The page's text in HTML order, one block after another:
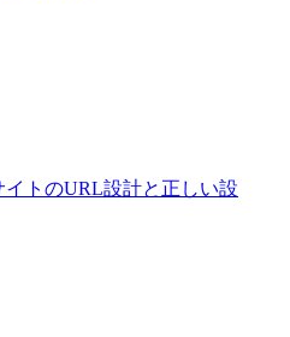
イトのURL設計と正しい設